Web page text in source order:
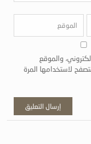
والموقع
لاستخدامها المرة